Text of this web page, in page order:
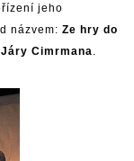
jeho
názvem: Ze hry do
Cimrmana